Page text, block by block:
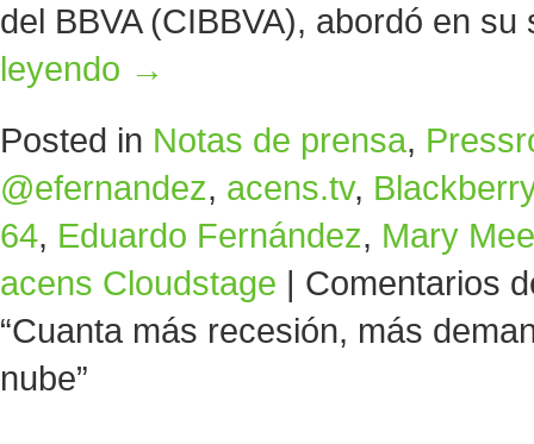
del BBVA (CIBBVA), abordó en
leyendo →
Posted in Notas de prensa,
@efernandez, acens.tv, Blackberry
64, Eduardo Fernández, Mary
acens Cloudstage | Comentarios
“Cuanta más recesión, más
nube”